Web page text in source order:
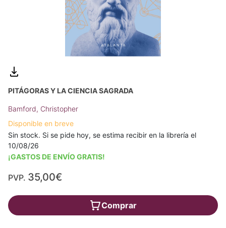
PITÁGORAS Y LA CIENCIA SAGRADA
Bamford, Christopher
Disponible en breve
Sin stock. Si se pide hoy, se estima recibir en la librería el
10/08/26
¡GASTOS DE ENVÍO GRATIS!
PVP. 35,00€
Comprar